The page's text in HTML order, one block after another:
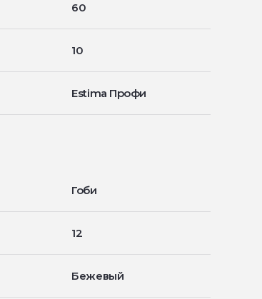
60
10
Estima Профи
Гоби
12
Бежевый